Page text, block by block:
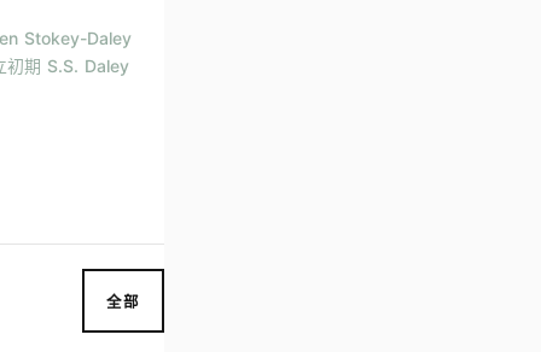
Stokey-Daley
初期 S.S. Daley
全部